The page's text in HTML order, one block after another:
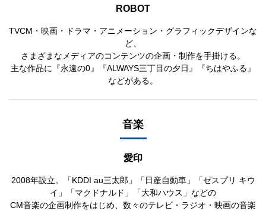
ROBOT
TVCM・映画・ドラマ・アニメーション・グラフィックデザインな
ど、
さまざまなメディアのコンテンツの企画・制作を手掛ける。
主な作品に『永遠の0』『ALWAYS三丁目の夕日』『ちはやふる』
などがある。
音楽
愛印
2008年設立。「KDDI au三太郎」「日産自動車」「ゼスプリ キウ
イ」「マクドナルド」「大和ハウス」などの
CM音楽の企画制作をはじめ、数々のテレビ・ラジオ・映画の音楽